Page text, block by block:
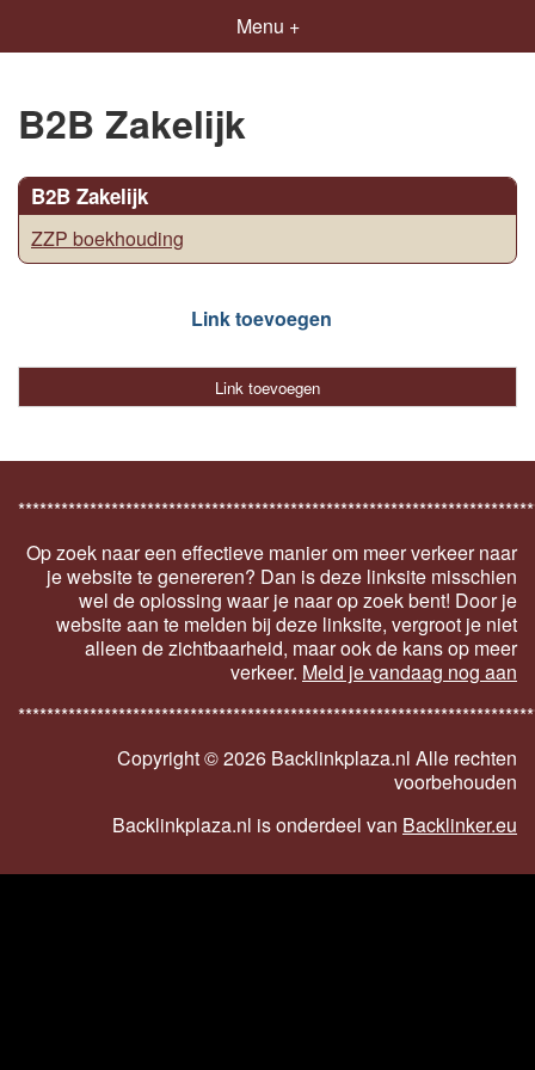
Menu +
B2B Zakelijk
B2B Zakelijk
ZZP boekhouding
Link toevoegen
Link toevoegen
Op zoek naar een effectieve manier om meer verkeer naar
je website te genereren? Dan is deze linksite misschien
wel de oplossing waar je naar op zoek bent! Door je
website aan te melden bij deze linksite, vergroot je niet
alleen de zichtbaarheid, maar ook de kans op meer
verkeer. Meld je vandaag nog aan
Copyright ©2026 Backlinkplaza.nl Alle rechten
voorbehouden
Backlinkplaza.nl is onderdeel van Backlinker.eu